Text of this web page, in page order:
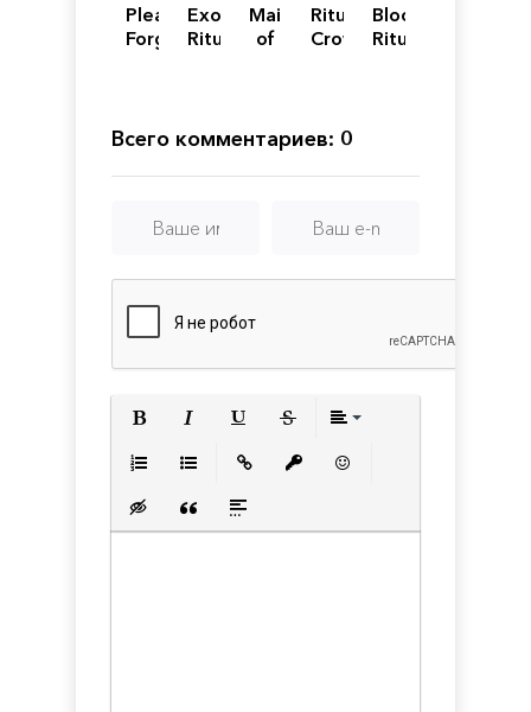
Please,
Forgive
Exorcism
Ritual
Maid
of
Ritual:
Crown
Bloodstained:
Ritual
Всего комментариев: 0
Вставка скрытого текста
Вставка цитаты
Вставка спойлера